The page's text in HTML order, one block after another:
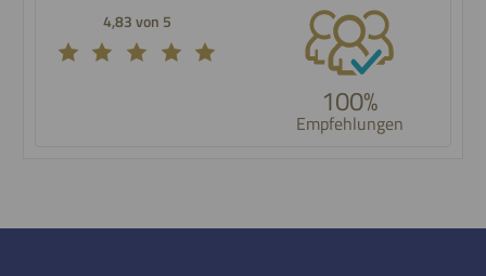
4,83 von 5
100%
Empfehlungen